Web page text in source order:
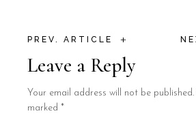
PREV. ARTICLE +
Leave a Reply
Your email address will not be published.
marked *